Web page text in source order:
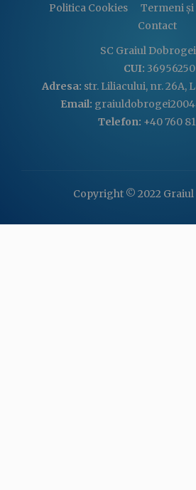
Politica Cookies
Termeni și
Contact
SC Graiul
CUI: 36956250
Adresa: str. Liliacului, nr. 26A,
Email:
Telefon: +40 760
Copyright © 2022